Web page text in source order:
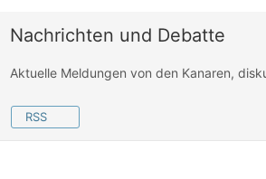
Nachrichten und Debatte
Aktuelle Meldungen von den Kanaren,
RSS